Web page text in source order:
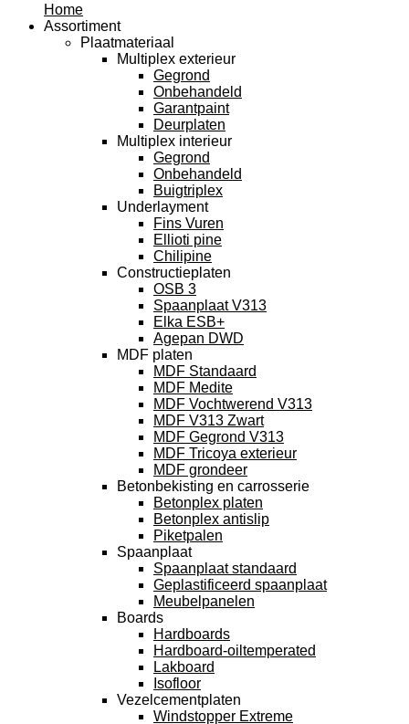
Home
Assortiment
Plaatmateriaal
Multiplex exterieur
Gegrond
Onbehandeld
Garantpaint
Deurplaten
Multiplex interieur
Gegrond
Onbehandeld
Buigtriplex
Underlayment
Fins Vuren
Ellioti pine
Chilipine
Constructieplaten
OSB 3
Spaanplaat V313
Elka ESB+
Agepan DWD
MDF platen
MDF Standaard
MDF Medite
MDF Vochtwerend V313
MDF V313 Zwart
MDF Gegrond V313
MDF Tricoya exterieur
MDF grondeer
Betonbekisting en carrosserie
Betonplex platen
Betonplex antislip
Piketpalen
Spaanplaat
Spaanplaat standaard
Geplastificeerd spaanplaat
Meubelpanelen
Boards
Hardboards
Hardboard-oiltemperated
Lakboard
Isofloor
Vezelcementplaten
Windstopper Extreme